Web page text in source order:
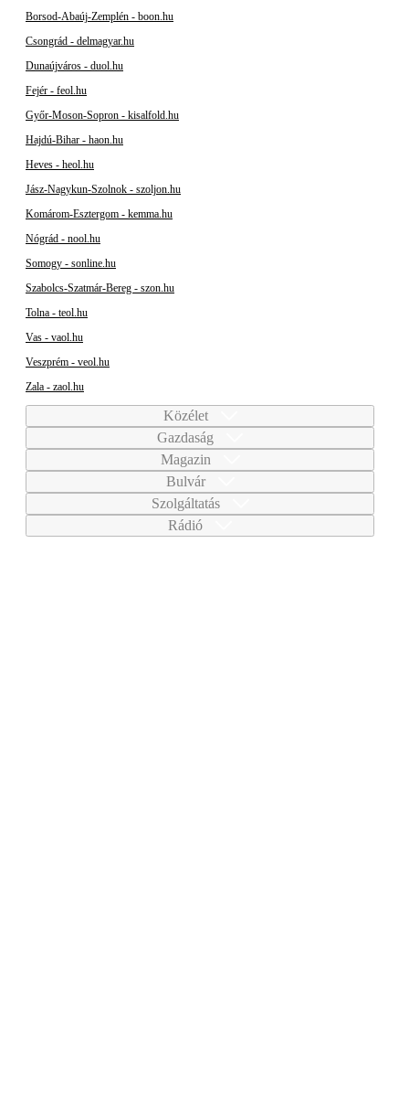
Borsod-Abaúj-Zemplén - boon.hu
Csongrád - delmagyar.hu
Dunaújváros - duol.hu
Fejér - feol.hu
Győr-Moson-Sopron - kisalfold.hu
Hajdú-Bihar - haon.hu
Heves - heol.hu
Jász-Nagykun-Szolnok - szoljon.hu
Komárom-Esztergom - kemma.hu
Nógrád - nool.hu
Somogy - sonline.hu
Szabolcs-Szatmár-Bereg - szon.hu
Tolna - teol.hu
Vas - vaol.hu
Veszprém - veol.hu
Zala - zaol.hu
Közélet
Gazdaság
Magazin
Bulvár
Szolgáltatás
Rádió